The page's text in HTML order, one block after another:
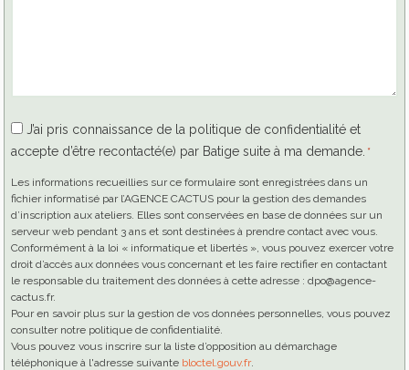
RGPD
*
J’ai pris connaissance de la politique de confidentialité et
accepte d’être recontacté(e) par Batige suite à ma demande. *
Les informations recueillies sur ce formulaire sont enregistrées dans un
fichier informatisé par l’AGENCE CACTUS pour la gestion des demandes
d’inscription aux ateliers. Elles sont conservées en base de données sur un
serveur web pendant 3 ans et sont destinées à prendre contact avec vous.
Conformément à la loi « informatique et libertés », vous pouvez exercer votre
droit d’accès aux données vous concernant et les faire rectifier en contactant
le responsable du traitement des données à cette adresse : dpo@agence-
cactus.fr.
Pour en savoir plus sur la gestion de vos données personnelles, vous pouvez
consulter notre politique de confidentialité.
Vous pouvez vous inscrire sur la liste d’opposition au démarchage
téléphonique à l'adresse suivante bloctel.gouv.fr.